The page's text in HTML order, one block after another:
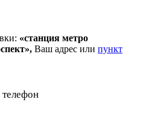
«станция метро
Ваш адрес или пункт
телефон